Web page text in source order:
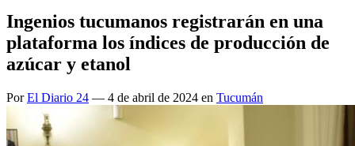
Ingenios tucumanos registrarán en una
plataforma los índices de producción de
azúcar y etanol
PorEl Diario 24 — 4 de abril de 2024 en Tucumán